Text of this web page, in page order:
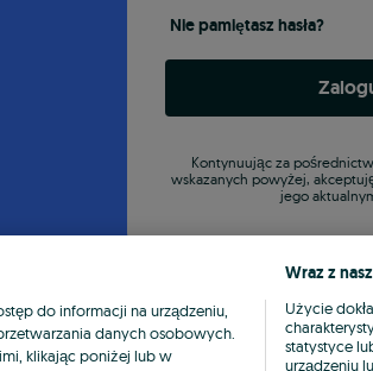
Nie pamiętasz hasła?
Kontynuując za
wskazanych powyżej,
jego
do informacji na urządzeniu,
danych osobowych.
klikając poniżej lub w
Wraz z
Użycie
statystyce
urządzeniu